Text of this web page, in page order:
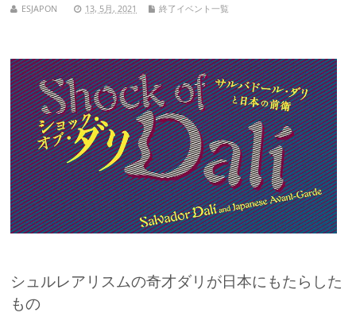
ESJAPON 13, 5月, 2021 終了イベント一覧
シュルレアリスムの奇才ダリが日本にもたらした
もの